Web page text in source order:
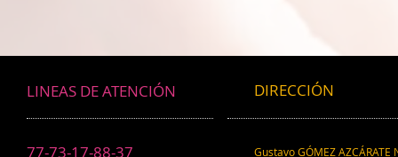
LINEAS DE ATENCIÓN
77-73-17-88-37
DIRECCIÓN
Gustavo GÓMEZ AZCÁRATE